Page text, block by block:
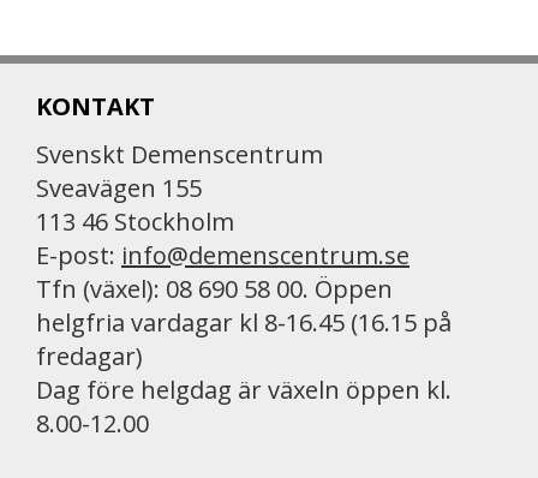
KONTAKT
Svenskt Demenscentrum
Sveavägen 155
113 46 Stockholm
E-post: info@demenscentrum.se
Tfn (växel): 08 690 58 00. Öppen
helgfria vardagar kl 8-16.45 (16.15 på
fredagar)
Dag före helgdag är växeln öppen kl.
8.00-12.00